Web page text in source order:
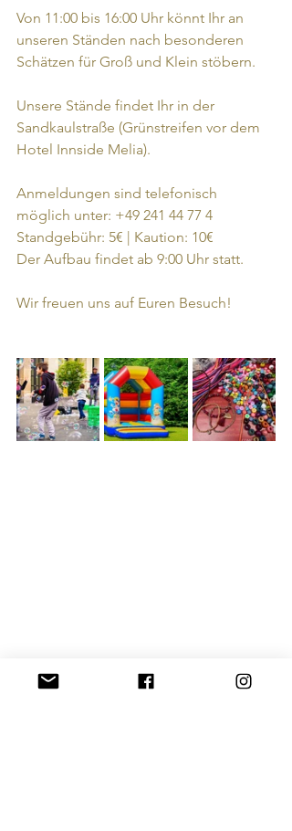
Von 11:00 bis 16:00 Uhr könnt Ihr an
unseren Ständen nach besonderen
Schätzen für Groß und Klein stöbern.
Unsere Stände findet Ihr in der
Sandkaulstraße (Grünstreifen vor dem
Hotel Innside Melia).
Anmeldungen sind telefonisch
möglich unter: +49 241 44 77 4
Standgebühr: 5€ | Kaution: 10€
Der Aufbau findet ab 9:00 Uhr statt.
Wir freuen uns auf Euren Besuch!